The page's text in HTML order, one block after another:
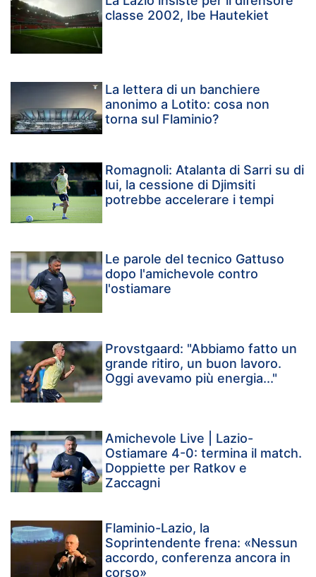
classe 2002, Ibe Hautekiet
La lettera di un banchiere
anonimo a Lotito: cosa non
torna sul Flaminio?
Romagnoli: Atalanta di Sarri su di
lui, la cessione di Djimsiti
potrebbe accelerare i tempi
Le parole del tecnico Gattuso
dopo l'amichevole contro
l'ostiamare
Provstgaard: "Abbiamo fatto un
grande ritiro, un buon lavoro.
Oggi avevamo più energia..."
Amichevole Live | Lazio-
Ostiamare 4-0: termina il match.
Doppiette per Ratkov e
Zaccagni
Flaminio-Lazio, la
Soprintendente frena: «Nessun
accordo, conferenza ancora in
corso»